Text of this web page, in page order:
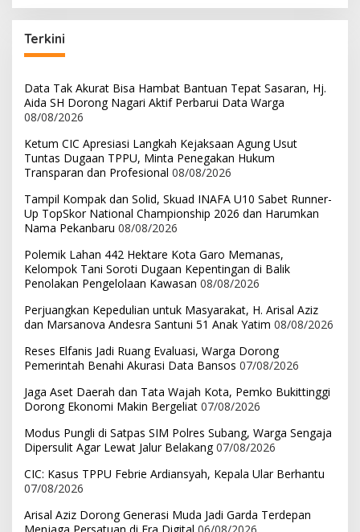
Terkini
Data Tak Akurat Bisa Hambat Bantuan Tepat Sasaran, Hj.
Aida SH Dorong Nagari Aktif Perbarui Data Warga
08/08/2026
Ketum CIC Apresiasi Langkah Kejaksaan Agung Usut
Tuntas Dugaan TPPU, Minta Penegakan Hukum
Transparan dan Profesional 08/08/2026
Tampil Kompak dan Solid, Skuad INAFA U10 Sabet Runner-
Up TopSkor National Championship 2026 dan Harumkan
Nama Pekanbaru 08/08/2026
Polemik Lahan 442 Hektare Kota Garo Memanas,
Kelompok Tani Soroti Dugaan Kepentingan di Balik
Penolakan Pengelolaan Kawasan 08/08/2026
Perjuangkan Kepedulian untuk Masyarakat, H. Arisal Aziz
dan Marsanova Andesra Santuni 51 Anak Yatim 08/08/2026
Reses Elfanis Jadi Ruang Evaluasi, Warga Dorong
Pemerintah Benahi Akurasi Data Bansos 07/08/2026
Jaga Aset Daerah dan Tata Wajah Kota, Pemko Bukittinggi
Dorong Ekonomi Makin Bergeliat 07/08/2026
Modus Pungli di Satpas SIM Polres Subang, Warga Sengaja
Dipersulit Agar Lewat Jalur Belakang 07/08/2026
CIC: Kasus TPPU Febrie Ardiansyah, Kepala Ular Berhantu
07/08/2026
Arisal Aziz Dorong Generasi Muda Jadi Garda Terdepan
Menjaga Persatuan di Era Digital 06/08/2026